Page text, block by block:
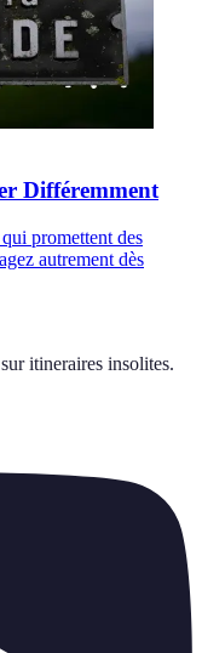
Différemment
promettent des
autrement dès
itineraires insolites.